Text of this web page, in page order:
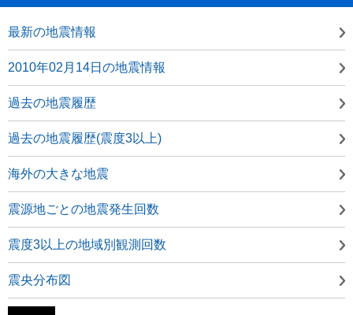
最新の地震情報
2010年02月14日の地震情報
過去の地震履歴
過去の地震履歴(震度3以上)
海外の大きな地震
震源地ごとの地震発生回数
震度3以上の地域別観測回数
震央分布図